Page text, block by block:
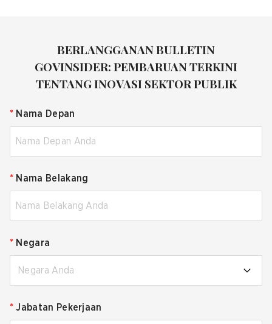
BERLANGGANAN BULLETIN
GOVINSIDER: PEMBARUAN TERKINI
TENTANG INOVASI SEKTOR PUBLIK
* Nama Depan
* Nama Belakang
* Negara
Negara Anda
* Jabatan Pekerjaan